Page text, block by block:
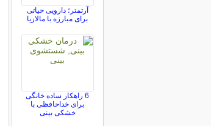
آرتمتر؛ دارویی حیاتی
برای مبارزه با مالاریا
6 راهکار ساده خانگی
برای خداحافظی با
خشکی بینی